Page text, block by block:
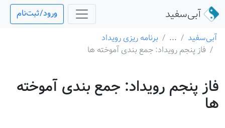
آبی‌سفید
ورود/ثبت‌نام
آبی‌سفید
...
برنامه ریزی رویداد
فاز پنجم رویداد: جمع بندی آموخته ها
فاز پنجم رویداد: جمع بندی آموخته
ها